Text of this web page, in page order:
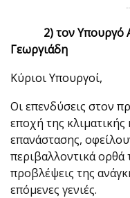
2) τον Υπουργό
Γεωργιάδη
Κύριοι Υπουργοί,
Οι επενδύσεις στον
εποχή της κλιματικής
επανάστασης,
περιβαλλοντικά
προβλέψεις της
επόμενες γενιές.